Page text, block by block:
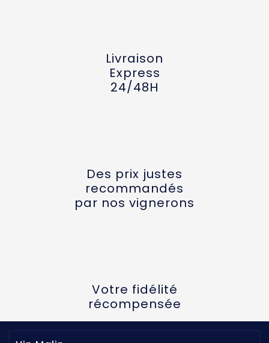
Livraison
Express
24/48H
Des prix justes
recommandés
par nos vignerons
Votre fidélité
récompensée